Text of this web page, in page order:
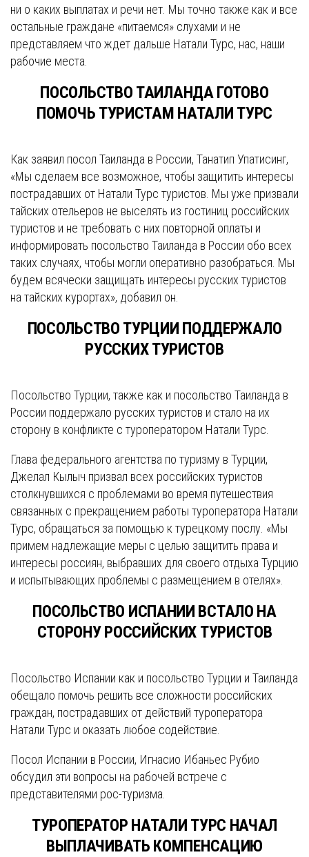
ни о каких выплатах и речи нет. Мы точно также как и все
остальные граждане «питаемся» слухами и не
представляем что ждет дальше Натали Турс, нас, наши
рабочие места.
ПОСОЛЬСТВО ТАИЛАНДА ГОТОВО
ПОМОЧЬ ТУРИСТАМ НАТАЛИ ТУРС
Как заявил посол Таиланда в России, Танатип Упатисинг,
«Мы сделаем все возможное, чтобы защитить интересы
пострадавших от Натали Турс туристов. Мы уже призвали
тайских отельеров не выселять из гостиниц российских
туристов и не требовать с них повторной оплаты и
информировать посольство Таиланда в России обо всех
таких случаях, чтобы могли оперативно разобраться. Мы
будем всячески защищать интересы русских туристов
на тайских курортах», добавил он.
ПОСОЛЬСТВО ТУРЦИИ ПОДДЕРЖАЛО
РУССКИХ ТУРИСТОВ
Посольство Турции, также как и посольство Таиланда в
России поддержало русских туристов и стало на их
сторону в конфликте с туроператором Натали Турс.
Глава федерального агентства по туризму в Турции,
Джелал Кылыч призвал всех российских туристов
столкнувшихся с проблемами во время путешествия
связанных с прекращением работы туроператора Натали
Турс, обращаться за помощью к турецкому послу. «Мы
примем надлежащие меры с целью защитить права и
интересы россиян, выбравших для своего отдыха Турцию
и испытывающих проблемы с размещением в отелях».
ПОСОЛЬСТВО ИСПАНИИ ВСТАЛО НА
СТОРОНУ РОССИЙСКИХ ТУРИСТОВ
Посольство Испании как и посольство Турции и Таиланда
обещало помочь решить все сложности российских
граждан, пострадавших от действий туроператора
Натали Турс и оказать любое содействие.
Посол Испании в России, Игнасио Ибаньес Рубио
обсудил эти вопросы на рабочей встрече с
представителями рос-туризма.
ТУРОПЕРАТОР НАТАЛИ ТУРС НАЧАЛ
ВЫПЛАЧИВАТЬ КОМПЕНСАЦИЮ